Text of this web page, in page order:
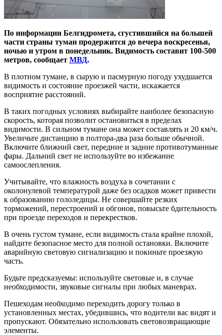
По информации Белгидромета, сгустившийся на большей
части страны туман продержится до вечера воскресенья,
ночью и утром в понедельник. Видимость составит 100-500
метров, сообщает МВД.
В плотном тумане, в сырую и пасмурную погоду ухудшается
видимость и состояние проезжей части, искажается
восприятие расстояний.
В таких погодных условиях выбирайте наиболее безопасную
скорость, которая позволит остановиться в пределах
видимости. В сильном тумане она может составлять и 20 км/ч.
Увеличьте дистанцию в полтора-два раза больше обычной.
Включите ближний свет, передние и задние противотуманные
фары. Дальний свет не используйте во избежание
самоослепления.
Учитывайте, что влажность воздуха в сочетании с
околонулевой температурой даже без осадков может привести
к образованию гололедицы. Не совершайте резких
торможений, перестроений и обгонов, повысьте бдительность
при проезде переходов и перекрестков.
В очень густом тумане, если видимость стала крайне плохой,
найдите безопасное место для полной остановки. Включите
аварийную световую сигнализацию и покиньте проезжую
часть.
Будьте предсказуемы: используйте световые и, в случае
необходимости, звуковые сигналы при любых маневрах.
Пешеходам необходимо переходить дорогу только в
установленных местах, убедившись, что водители вас видят и
пропускают. Обязательно использовать световозвращающие
элементы.